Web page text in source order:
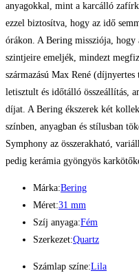
anyagokkal, mint a karcálló
ezzel biztosítva, hogy az idő
órákon. A Bering missziója, hogy
szintjeire emeljék, mindezt
származású Max René
letisztult és időtálló összeállítás,
díjat. A Bering ékszerek két
színben, anyagban és stílusban
Symphony az összerakható,
pedig kerámia gyöngyös
Márka:Bering
Méret:31 mm
Szíj anyaga:Fém
Szerkezet:Quartz
Számlap színe:Lila